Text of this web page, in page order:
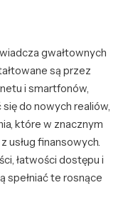
gwałtownych
są przez
i smartfonów,
do nowych realiów,
które w znacznym
usług finansowych.
łatwości dostępu i
spełniać te rosnące